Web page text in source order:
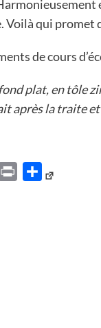
qui promet
de cours
plat, en tôle
après la traite
Print Partager